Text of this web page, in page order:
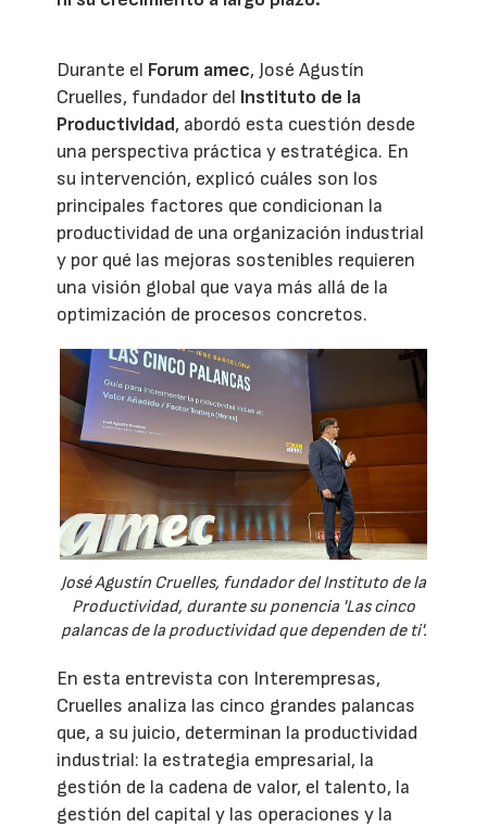
Durante el Forum amec, José Agustín
Cruelles, fundador del Instituto de la
Productividad, abordó esta cuestión desde
una perspectiva práctica y estratégica. En
su intervención, explicó cuáles son los
principales factores que condicionan la
productividad de una organización industrial
y por qué las mejoras sostenibles requieren
una visión global que vaya más allá de la
optimización de procesos concretos.
José Agustín Cruelles, fundador del Instituto de la
Productividad, durante su ponencia 'Las cinco
palancas de la productividad que dependen de ti'.
En esta entrevista con Interempresas,
Cruelles analiza las cinco grandes palancas
que, a su juicio, determinan la productividad
industrial: la estrategia empresarial, la
gestión de la cadena de valor, el talento, la
gestión del capital y las operaciones y la